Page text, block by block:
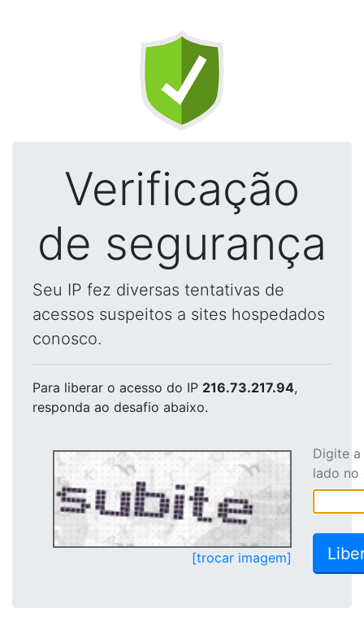
Verificação
de segurança
Seu IP fez diversas tentativas de
acessos suspeitos a sites hospedados
conosco.
Para liberar o acesso do IP 216.73.217.94,
responda ao desafio abaixo.
[trocar imagem]
Digite
lado no